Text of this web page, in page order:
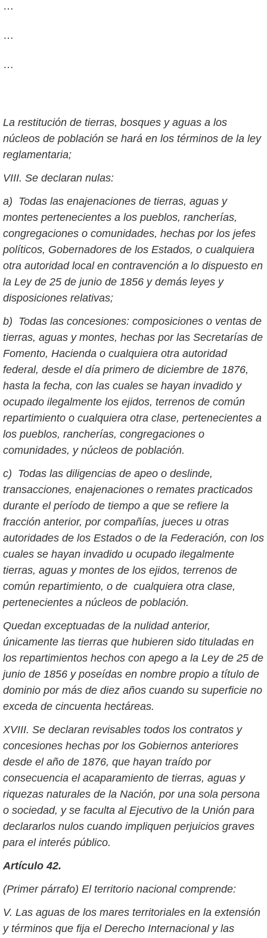
…
…
…
La restitución de tierras, bosques y aguas a los
núcleos de población se hará en los términos de la ley
reglamentaria;
VIII. Se declaran nulas:
a) Todas las enajenaciones de tierras, aguas y
montes pertenecientes a los pueblos, rancherías,
congregaciones o comunidades, hechas por los jefes
políticos, Gobernadores de los Estados, o cualquiera
otra autoridad local en contravención a lo dispuesto en
la Ley de 25 de junio de 1856 y demás leyes y
disposiciones relativas;
b) Todas las concesiones: composiciones o ventas de
tierras, aguas y montes, hechas por las Secretarías de
Fomento, Hacienda o cualquiera otra autoridad
federal, desde el día primero de diciembre de 1876,
hasta la fecha, con las cuales se hayan invadido y
ocupado ilegalmente los ejidos, terrenos de común
repartimiento o cualquiera otra clase, pertenecientes a
los pueblos, rancherías, congregaciones o
comunidades, y núcleos de población.
c) Todas las diligencias de apeo o deslinde,
transacciones, enajenaciones o remates practicados
durante el período de tiempo a que se refiere la
fracción anterior, por compañías, jueces u otras
autoridades de los Estados o de la Federación, con los
cuales se hayan invadido u ocupado ilegalmente
tierras, aguas y montes de los ejidos, terrenos de
común repartimiento, o de cualquiera otra clase,
pertenecientes a núcleos de población.
Quedan exceptuadas de la nulidad anterior,
únicamente las tierras que hubieren sido tituladas en
los repartimientos hechos con apego a la Ley de 25 de
junio de 1856 y poseídas en nombre propio a título de
dominio por más de diez años cuando su superficie no
exceda de cincuenta hectáreas.
XVIII. Se declaran revisables todos los contratos y
concesiones hechas por los Gobiernos anteriores
desde el año de 1876, que hayan traído por
consecuencia el acaparamiento de tierras, aguas y
riquezas naturales de la Nación, por una sola persona
o sociedad, y se faculta al Ejecutivo de la Unión para
declararlos nulos cuando impliquen perjuicios graves
para el interés público.
Artículo 42.
(Primer párrafo) El territorio nacional comprende:
V. Las aguas de los mares territoriales en la extensión
y términos que fija el Derecho Internacional y las